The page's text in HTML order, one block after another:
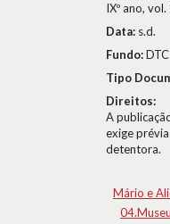
IXº ano,
Data: s.d.
Fundo:
Tipo
Direitos:
A
exige
detentora.
Mário e